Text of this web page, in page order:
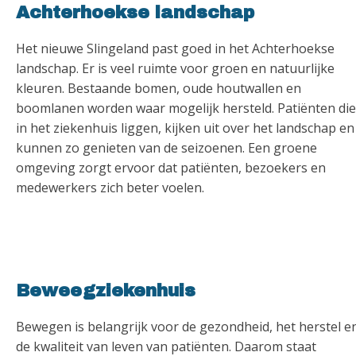
Achterhoekse landschap
Het nieuwe Slingeland past goed in het Achterhoekse
landschap. Er is veel ruimte voor groen en natuurlijke
kleuren. Bestaande bomen, oude houtwallen en
boomlanen worden waar mogelijk hersteld. Patiënten die
in het ziekenhuis liggen, kijken uit over het landschap en
kunnen zo genieten van de seizoenen. Een groene
omgeving zorgt ervoor dat patiënten, bezoekers en
medewerkers zich beter voelen.
Beweegziekenhuis
Bewegen is belangrijk voor de gezondheid, het herstel
de kwaliteit van leven van patiënten. Daarom staat